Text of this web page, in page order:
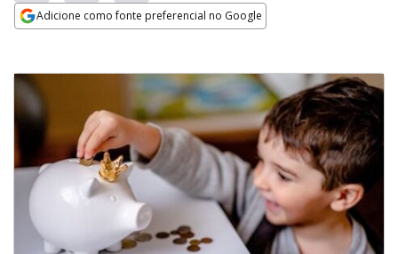
Adicione como fonte preferencial no Google